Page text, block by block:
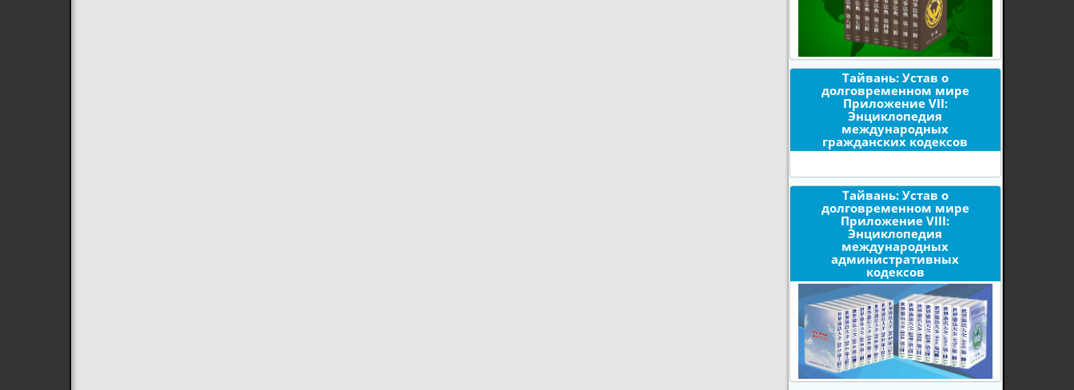
Тайвань: Устав о
долговременном мире
Приложение VII:
Энциклопедия
международных
гражданских кодексов
Тайвань: Устав о
долговременном мире
Приложение VIII:
Энциклопедия
международных
административных
кодексов